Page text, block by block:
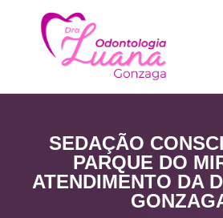
SEDAÇÃO
PARQUE DO
ATENDIMENTO DA